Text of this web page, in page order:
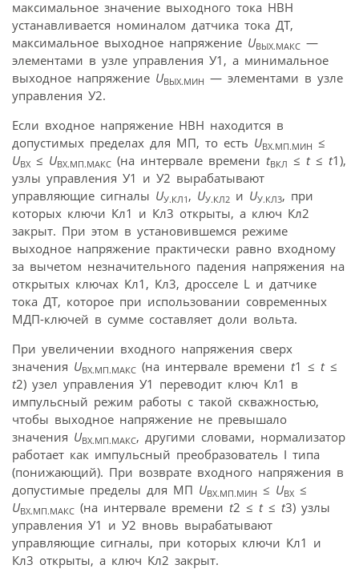
максимальное значение выходного тока НВН
устанавливается номиналом датчика тока ДТ,
максимальное выходное напряжение UВЫХ.МАКС —
элементами в узле управления У1, а минимальное
выходное напряжение UВЫХ.МИН — элементами в узле
управления У2.
Если входное напряжение НВН находится в
допустимых пределах для МП, то есть UВХ.МП.МИН ≤
UВХ ≤ UВХ.МП.МАКС (на интервале времени tВКЛ ≤ t≤ t1),
узлы управления У1 и У2 вырабатывают
управляющие сигналы UУ.КЛ1 , UУ.КЛ2 и UУ.КЛ3, при
которых ключи Кл1 и Кл3 открыты, а ключ Кл2
закрыт. При этом в установившемся режиме
выходное напряжение практически равно входному
за вычетом незначительного падения напряжения на
открытых ключах Кл1, Кл3, дросселе L и датчике
тока ДТ, которое при использовании современных
МДП-ключей в сумме составляет доли вольта.
При увеличении входного напряжения сверх
значения UВХ.МП.МАКС (на интервале времени t1 ≤ t≤
t2) узел управления У1 переводит ключ Кл1 в
импульсный режим работы с такой скважностью,
чтобы выходное напряжение не превышало
значения UВХ.МП.МАКС, другими словами, нормализатор
работает как импульсный преобразователь I типа
(понижающий). При возврате входного напряжения в
допустимые пределы для МП UВХ.МП.МИН ≤ UВХ ≤
UВХ.МП.МАКС (на интервале времени t2 ≤ t≤ t3) узлы
управления У1 и У2 вновь вырабатывают
управляющие сигналы, при которых ключи Кл1 и
Кл3 открыты, а ключ Кл2 закрыт.